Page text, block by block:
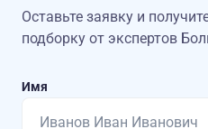
Оставьте заявку и
подборку от экспертов
Имя